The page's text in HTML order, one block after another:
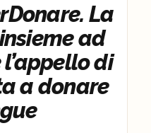
La
ad
di
a donare